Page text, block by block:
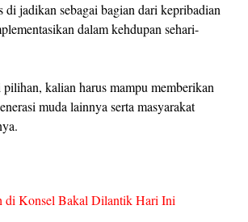
di jadikan sebagai bagian dari kepribadian
dalam kehdupan sehari-
kalian harus mampu memberikan
muda lainnya serta masyarakat
di Konsel Bakal Dilantik Hari Ini